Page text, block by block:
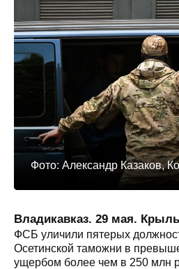
Фото: Александр Казаков,
Владикавказ. 29 мая.
ФСБ уличили пятерых
Осетинской таможни в
ущербом более чем в 250 млн